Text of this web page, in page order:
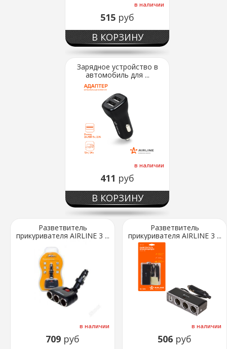
в наличии
515 руб
В КОРЗИНУ
Зарядное устройство в
автомобиль для ...
в наличии
411 руб
В КОРЗИНУ
Разветвитель
прикуривателя AIRLINE 3 ...
в наличии
709 руб
Разветвитель
прикуривателя AIRLINE 3 ...
в наличии
506 руб